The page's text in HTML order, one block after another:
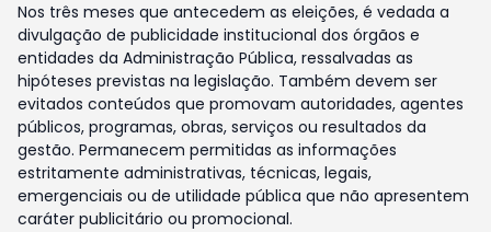
Nos três meses que antecedem as eleições, é vedada a
divulgação de publicidade institucional dos órgãos e
entidades da Administração Pública, ressalvadas as
hipóteses previstas na legislação. Também devem ser
evitados conteúdos que promovam autoridades, agentes
públicos, programas, obras, serviços ou resultados da
gestão. Permanecem permitidas as informações
estritamente administrativas, técnicas, legais,
emergenciais ou de utilidade pública que não apresentem
caráter publicitário ou promocional.